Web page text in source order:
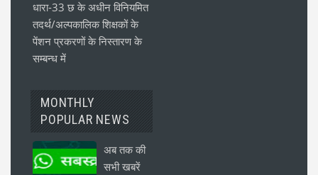
धारा-33 छ के अधीन विनियमित
तदर्थ/अल्पकालिक शिक्षकों के
पेंशन प्रकरणों के निस्तारण के
सम्बन्ध में
MONTHLY
POPULAR NEWS
अब तक की
सभी खबरें